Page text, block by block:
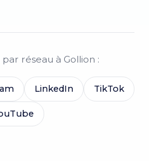
réseau à Gollion :
LinkedIn TikTok